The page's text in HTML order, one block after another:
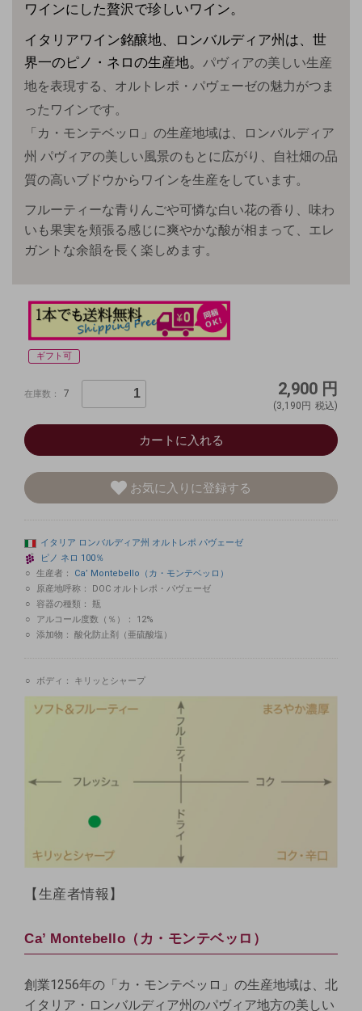
ワインにした贅沢で珍しいワイン。
イタリアワイン銘醸地、ロンバルディア州は、世
界一のピノ・ネロの生産地。 パヴィアの美しい生産
地を表現する、オルトレポ・パヴェーゼの魅力がつま
ったワインです。
「カ・モンテベッロ」の生産地域は、ロンバルディア
州 パヴィアの美しい風景のもとに広がり、自社畑の品
質の高いブドウからワインを生産をしています。
フルーティーな青りんごや可憐な白い花の香り、味わ
いも果実を頬張る感じに爽やかな酸が相まって、エレ
ガントな余韻を長く楽しめます。
ギフト可
在庫数： 7 2,900 円
(3,190円 税込)
カートに入れる
お気に入りに登録する
イタリア ロンバルディア州 オルトレポ パヴェーゼ
ピノ ネロ 100％
生産者：
Ca’ Montebello（カ・モンテベッロ）
原産地呼称：
DOC オルトレポ・パヴェーゼ
容器の種類：
瓶
アルコール度数（％）：
12%
添加物：
酸化防止剤（亜硫酸塩）
ボディ： キリッとシャープ
【生産者情報】
Ca’ Montebello（カ・モンテベッロ）
創業1256年の「カ・モンテベッロ」の生産地域は、北
イタリア・ロンバルディア州のパヴィア地方の美しい